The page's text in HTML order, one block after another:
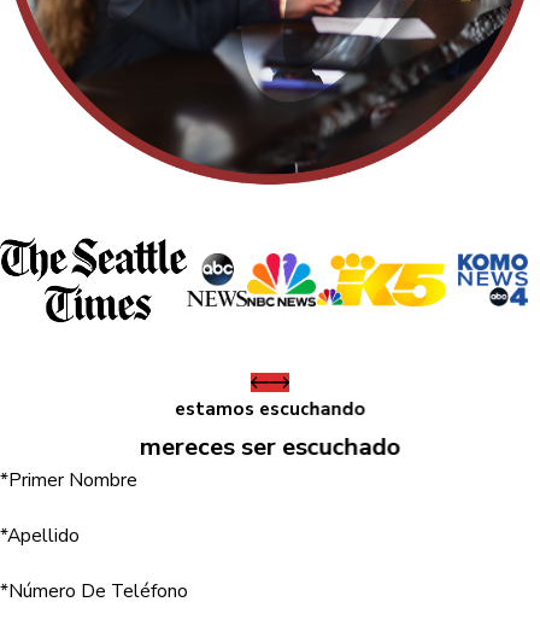
estamos escuchando
mereces ser escuchado
*Primer Nombre
*Apellido
*Número De Teléfono